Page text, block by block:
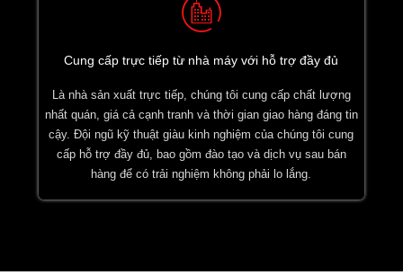
Cung cấp trực tiếp từ nhà máy với hỗ trợ đầy đủ
Là nhà sản xuất trực tiếp, chúng tôi cung cấp chất lượng
nhất quán, giá cả cạnh tranh và thời gian giao hàng đáng tin
cậy. Đội ngũ kỹ thuật giàu kinh nghiệm của chúng tôi cung
cấp hỗ trợ đầy đủ, bao gồm đào tạo và dịch vụ sau bán
hàng để có trải nghiệm không phải lo lắng.